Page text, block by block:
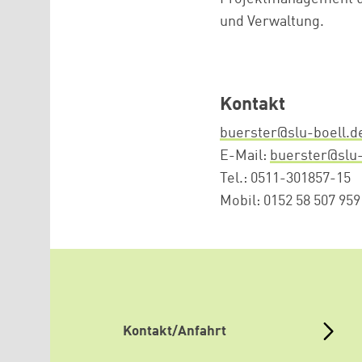
und Verwaltung.
Kontakt
buerster@slu-
E-Mail:
Tel.: 0511-301857-15
Mobil: 0152 58 507 959
Kontakt/Anfahrt